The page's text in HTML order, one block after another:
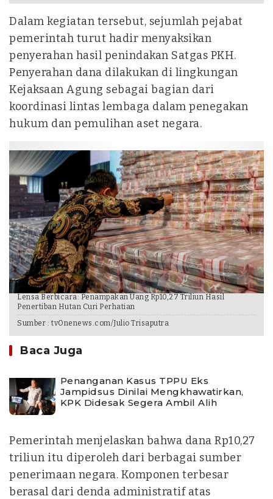
Dalam kegiatan tersebut, sejumlah pejabat
pemerintah turut hadir menyaksikan
penyerahan hasil penindakan Satgas PKH.
Penyerahan dana dilakukan di lingkungan
Kejaksaan Agung sebagai bagian dari
koordinasi lintas lembaga dalam penegakan
hukum dan pemulihan aset negara.
Lensa Berbicara: Penampakan Uang Rp10,27 Triliun Hasil
Penertiban Hutan Curi Perhatian
Sumber : tvOnenews.com/Julio Trisaputra
Baca Juga
Penanganan Kasus TPPU Eks
Jampidsus Dinilai Mengkhawatirkan,
KPK Didesak Segera Ambil Alih
Pemerintah menjelaskan bahwa dana Rp10,27
triliun itu diperoleh dari berbagai sumber
penerimaan negara. Komponen terbesar
berasal dari denda administratif atas